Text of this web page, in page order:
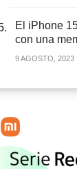
El iPhone
con una
9 AGOSTO, 2023